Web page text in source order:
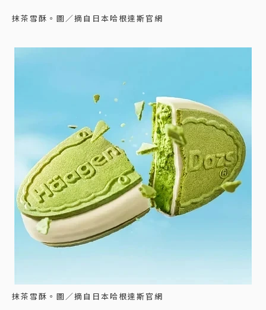
抹茶雪酥。圖／摘自日本哈根達斯官網
抹茶雪酥。圖／摘自日本哈根達斯官網